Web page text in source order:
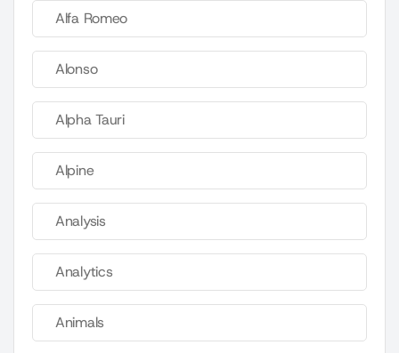
Alfa Romeo
Alonso
Alpha Tauri
Alpine
Analysis
Analytics
Animals